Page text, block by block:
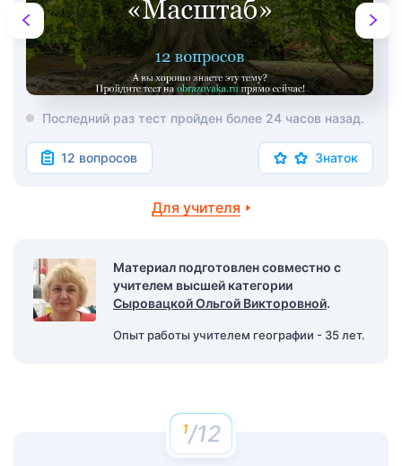
Последний раз тест пройден более 24 часов назад.
12 вопросов Знаток
Для учителя
Материал подготовлен совместно с
учителем высшей категории
Сыровацкой Ольгой Викторовной.
Опыт работы учителем географии - 35 лет.
/12